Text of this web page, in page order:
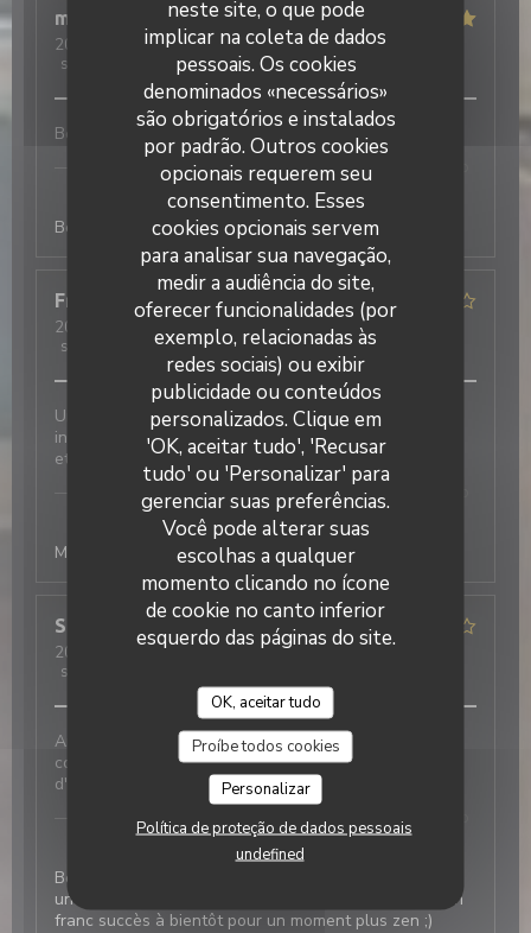
neste site, o que pode
implicar na coleta de dados
pessoais. Os cookies
denominados «necessários»
são obrigatórios e instalados
por padrão. Outros cookies
opcionais requerem seu
consentimento. Esses
cookies opcionais servem
para analisar sua navegação,
medir a audiência do site,
oferecer funcionalidades (por
exemplo, relacionadas às
redes sociais) ou exibir
publicidade ou conteúdos
personalizados. Clique em
'OK, aceitar tudo', 'Recusar
tudo' ou 'Personalizar' para
gerenciar suas preferências.
Você pode alterar suas
escolhas a qualquer
momento clicando no ícone
de cookie no canto inferior
esquerdo das páginas do site.
OK, aceitar tudo
Proíbe todos cookies
Personalizar
Política de proteção de dados pessoais
undefined
mireille
2026-04-09 - 20:00 - guests 4
service
ambience: 4/5 menu:5/5 quality_price
Bons produits, bien cuisiné et joliment présenté
Laurette - Bistrot de quartier has responded to
the review
Bonjour merci à vous :)
Franki
2026-04-07
- 13:00 - guests 2
service
ambience:4 /5 menu: 4/5 quality_price
Un accueil chaleureux et convivial dans un cadre
intime. Des plats classiques présentés avec élégance
et goût.
Laurette - Bistrot de quartier has responded to
the review
Merci de votre retour à bientôt chez Laurette
Stephane
2026-03-31
- 12:30 - guests 2
service
Ambiance très sympathique, bonne nourriture, prix
convenables, mais service un peu débordé - jour
d'affluence.
Laurette - Bistrot de quartier
has responded to
the review
Bonjour merci de votre retour effectivement ce salon
un des plus grand de l année nous a fait rencontré un
franc succès à bientôt pour un moment plus zen ;)
Laurette - Bistrot de quartier